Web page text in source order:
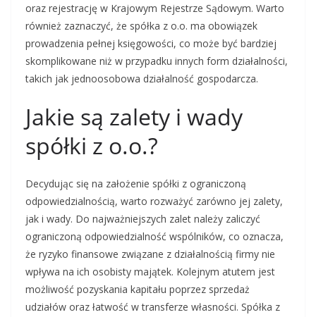
oraz rejestrację w Krajowym Rejestrze Sądowym. Warto
również zaznaczyć, że spółka z o.o. ma obowiązek
prowadzenia pełnej księgowości, co może być bardziej
skomplikowane niż w przypadku innych form działalności,
takich jak jednoosobowa działalność gospodarcza.
Jakie są zalety i wady
spółki z o.o.?
Decydując się na założenie spółki z ograniczoną
odpowiedzialnością, warto rozważyć zarówno jej zalety,
jak i wady. Do najważniejszych zalet należy zaliczyć
ograniczoną odpowiedzialność wspólników, co oznacza,
że ryzyko finansowe związane z działalnością firmy nie
wpływa na ich osobisty majątek. Kolejnym atutem jest
możliwość pozyskania kapitału poprzez sprzedaż
udziałów oraz łatwość w transferze własności. Spółka z